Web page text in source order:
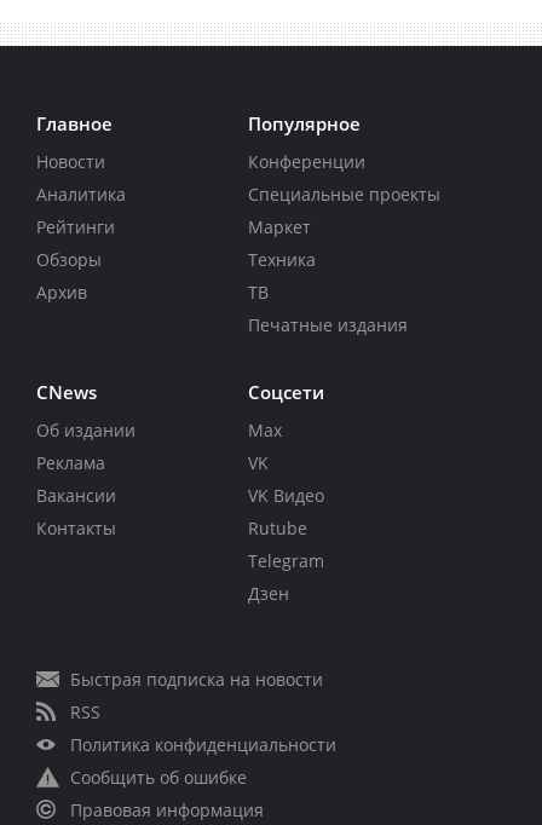
Главное
Новости
Аналитика
Рейтинги
Обзоры
Архив
Популярное
Конференции
Специальные проекты
Маркет
Техника
ТВ
Печатные издания
CNews
Об издании
Реклама
Вакансии
Контакты
Соцсети
Max
VK
VK Видео
Rutube
Telegram
Дзен
Быстрая подписка на новости
RSS
Политика конфиденциальности
Сообщить об ошибке
Правовая информация